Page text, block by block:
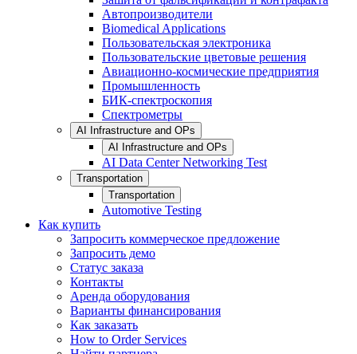
Автопроизводители
Biomedical Applications
Пользовательская электроника
Пользовательские цветовые решения
Авиационно-космические предприятия
Промышленность
БИК-спектроскопия
Спектрометры
AI Infrastructure and OPs
AI Infrastructure and OPs
AI Data Center Networking Test
Transportation
Transportation
Automotive Testing
Как купить
Запросить коммерческое предложение
Запросить демо
Статус заказа
Контакты
Аренда оборудования
Варианты финансирования
Как заказать
How to Order Services